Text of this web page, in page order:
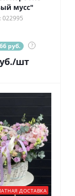
мусс"
022995
руб. ?
/шт
ДОСТАВКА